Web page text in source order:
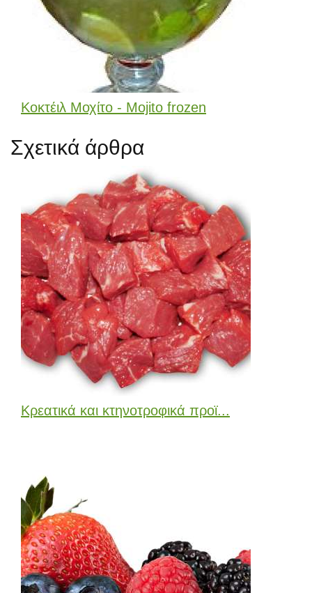
Κοκτέιλ Μοχίτο - Mojito frozen
Σχετικά άρθρα
Κρεατικά και κτηνοτροφικά προϊ...